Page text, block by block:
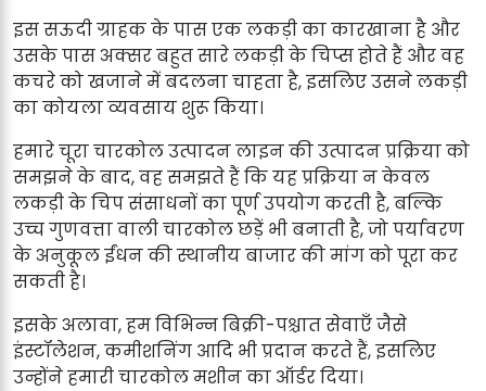
इस सऊदी ग्राहक के पास एक लकड़ी का कारखाना है और
उसके पास अक्सर बहुत सारे लकड़ी के चिप्स होते हैं और वह
कचरे को खजाने में बदलना चाहता है, इसलिए उसने लकड़ी
का कोयला व्यवसाय शुरू किया।
हमारे चूरा चारकोल उत्पादन लाइन की उत्पादन प्रक्रिया को
समझने के बाद, वह समझते हैं कि यह प्रक्रिया न केवल
लकड़ी के चिप संसाधनों का पूर्ण उपयोग करती है, बल्कि
उच्च गुणवत्ता वाली चारकोल छड़ें भी बनाती है, जो पर्यावरण
के अनुकूल ईंधन की स्थानीय बाजार की मांग को पूरा कर
सकती है।
इसके अलावा, हम विभिन्न बिक्री-पश्चात सेवाएँ जैसे
इंस्टॉलेशन, कमीशनिंग आदि भी प्रदान करते हैं, इसलिए
उन्होंने हमारी चारकोल मशीन का ऑर्डर दिया।